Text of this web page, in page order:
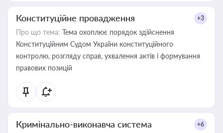
Конституційне провадження +3
Про що тема: Тема охоплює порядок здійснення
Конституційним Судом України конституційного
контролю, розгляду справ, ухвалення актів і формування
правових позицій
Кримінально-виконавча система +6